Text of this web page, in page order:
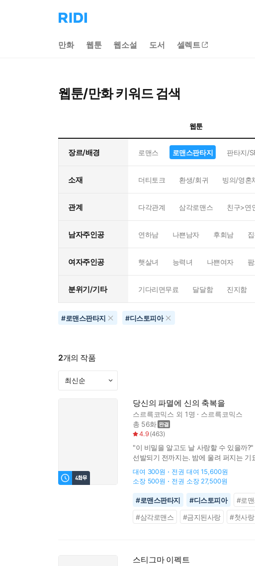
리
디
으
만화 웹툰 웹소설 도서 셀렉트
웹툰/만화 키워드 검색
웹툰
장르/배경 로맨스 로맨스판타지 판타지/
소재 더티토크 환생/회귀 빙의/영혼
관계 다각관계 삼각로맨스 친구>연
남자주인공 연하남 나쁜남자 후회남
여자주인공 햇살녀 능력녀 나쁜여자
분위기/기타 기다리면무료 달달함 진지함
#로맨스판타지 #디스토피아
2개의 작품
당신의 파멸에 신의 축복을
스르륵코믹스 외 1명
스르륵코믹스
총 56화
4.9(463)
"이 비밀을 알고도 날 사랑할 수 있을까
선발되기 전까지는. 밤에 울려 퍼지는
밝혀지는데...
대여 300원 전권 대여 15,600원
소장 500원 전권 소장 27,500원
#로맨스판타지 #디스토피아 #로
#삼각로맨스 #금지된사랑 #첫사랑
스티그마 이펙트